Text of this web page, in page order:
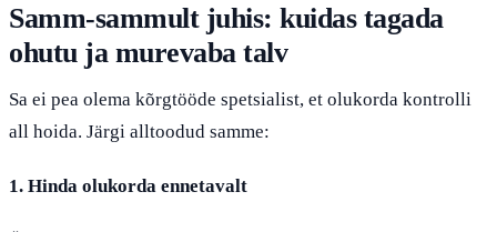
Samm-sammult juhis: kuidas tagada
ohutu ja murevaba talv
Sa ei pea olema kõrgtööde spetsialist, et olukorda kontrolli
all hoida. Järgi alltoodud samme:
1. Hinda olukorda ennetavalt